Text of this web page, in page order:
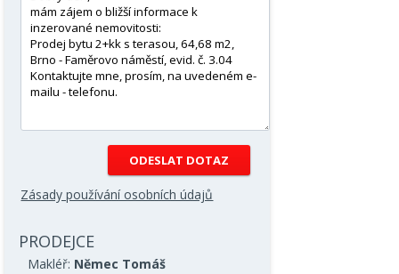
Zásady používání osobních údajů
PRODEJCE
Makléř: Němec Tomáš